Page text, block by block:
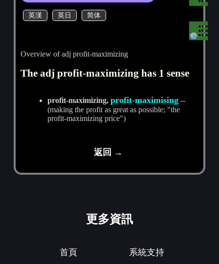
英漢 英日 简体
Overview of adj profit-maximizing
The adj profit-maximizing has 1 sense
profit-maximizing,profit-maximising --
(making the profit as great as possible; "the
profit-maximizing price")
返回 →
更多資訊
首頁
系統支持